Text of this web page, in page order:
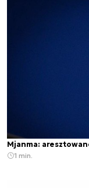
Mjanma:
1 min.